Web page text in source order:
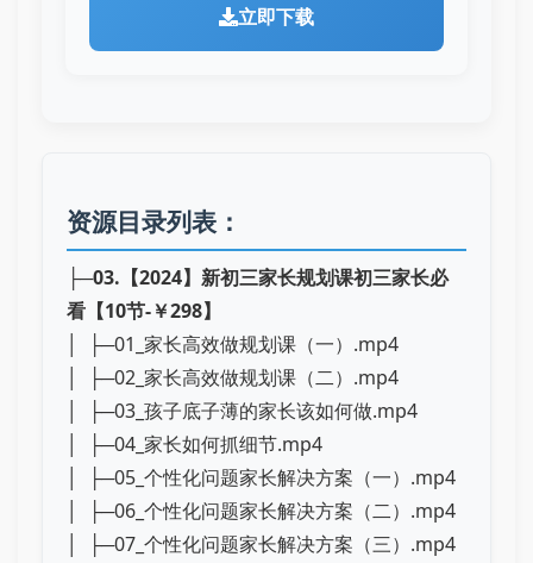
立即下载
资源目录列表：
├─03.【2024】新初三家长规划课初三家长必
看【10节-￥298】
│ ├─01_家长高效做规划课（一）.mp4
│ ├─02_家长高效做规划课（二）.mp4
│ ├─03_孩子底子薄的家长该如何做.mp4
│ ├─04_家长如何抓细节.mp4
│ ├─05_个性化问题家长解决方案（一）.mp4
│ ├─06_个性化问题家长解决方案（二）.mp4
│ ├─07_个性化问题家长解决方案（三）.mp4